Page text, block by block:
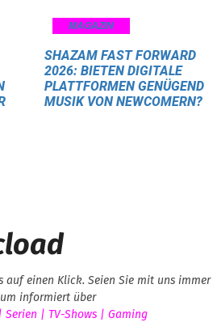
MAGAZIN
SHAZAM FAST FORWARD
2026: BIETEN DIGITALE
PLATTFORMEN GENÜGEND
MUSIK VON NEWCOMERN?
auf einen Klick. Seien Sie mit uns immer
informiert über
| TV-Shows | Gaming